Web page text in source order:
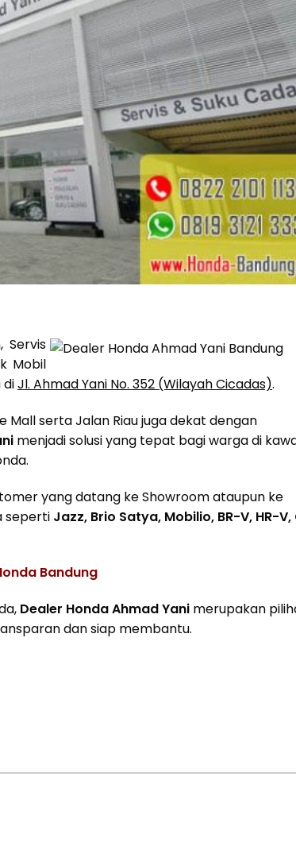
Servis
Mobil
diJl. Ahmad Yani No. 352 (Wilayah Cicadas).
Mall serta Jalan Riau juga dekat dengan
menjadi solusi yang tepat bagi warga di
yang datang ke Showroom ataupun ke
seperti Jazz, Brio Satya, Mobilio, BR-V, HR-V,
Bandung
Dealer Honda Ahmad Yani merupakan
dan siap membantu.